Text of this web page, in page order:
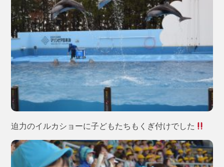
迫力のイルカショーに子どもたちもくぎ付けでした